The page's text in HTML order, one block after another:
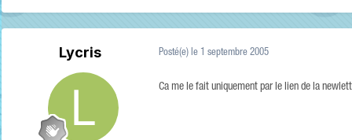
Lycris Posté(e) le 1 septembre 2005
Ca me le fait uniquement par le lien de la